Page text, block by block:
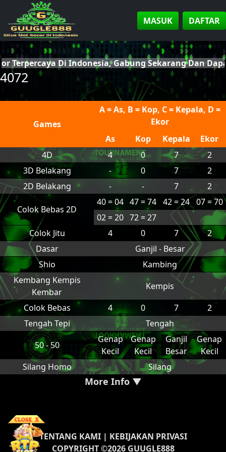
MASUK DAFTAR
Di Indonesia, Gabung Sekarang Dan
4072
Games
A = As, B = Kop, C = Kepala, D =
Ekor
As
Kop Kepala
Ekor
4D
4 0 7
2
3D Belakang
- 0 7
2
2D Belakang
- - 7 2
Colok Bebas 2D
40 = 04 47 = 74 42 = 24
07 = 70
02 = 20 72 = 27
Colok Jitu
4 0 7
2
Dasar
Ganjil - Besar
Shio
Kambing
Kembang Kempis
Kembar
Kempis
Colok Bebas
4 0 7
2
Tengah Tepi
Tengah
50 - 50
Genap
Kecil
Genap
Kecil
Ganjil
Besar
Genap
Kecil
Silang Homo
Silang
More Info ▼
TENTANG KAMI| KEBIJAKAN PRIVASI
COPYRIGHT ©2026 GUUGLE888